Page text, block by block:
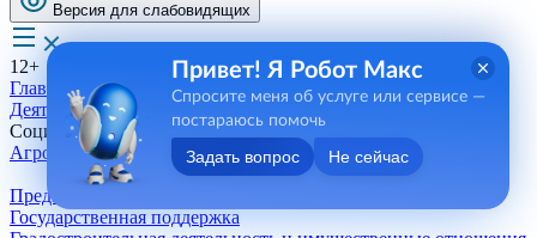
Версия для слабовидящих
12+
Главная
Деятельность
Социальная сфера
Агропромышленный комплекс
Предприятия
Государственная поддержка
Привет! Я Робот Макс
Спросите меня об услуге или сервисе —
постараюсь помочь
Задать вопрос Не сейчас